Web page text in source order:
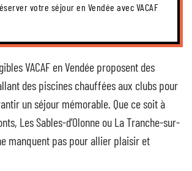
votre séjour en Vendée avec VACAF
VACAF en Vendée proposent des
des piscines chauffées aux clubs pour
un séjour mémorable. Que ce soit à
Les Sables-d’Olonne ou La Tranche-sur-
manquent pas pour allier plaisir et